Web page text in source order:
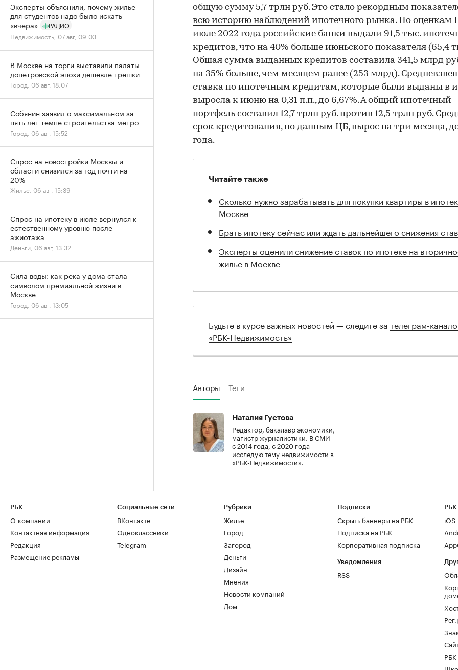
общую сумму 5,7 трлн руб. Это стало рекордным
всю историю наблюдений ипотечного рынка. По оценкам
июле 2022 года российские банки выдали 91,5 тыс.
кредитов, что на 40% больше июньского показателя (65,4
Общая сумма выданных кредитов составила 341,5 млрд
на 35% больше, чем месяцем ранее (253 млрд).
ставка по ипотечным кредитам, которые были выданы в
выросла к июню на 0,31 п.п., до 6,67%. А общий ипотечный
портфель составил 12,7 трлн руб. против 12,5 трлн руб.
срок кредитования, по данным ЦБ, вырос на три месяца,
года.
Читайте также
Сколько нужно зарабатывать для покупки квартиры в
Москве
Брать ипотеку сейчас или ждать дальнейшего снижения
Эксперты оценили снижение ставок по ипотеке на
жилье в Москве
Будьте в курсе важных новостей — следите за телеграм-
«РБК-Недвижимость»
Авторы Теги
Наталия Густова
Редактор, бакалавр экономики,
магистр журналистики. В СМИ -
с 2014 года, с 2020 года
исследую тему недвижимости в
«РБК-Недвижимости».
Эксперты объяснили, почему жилье
для студентов надо было искать
«вчера»
РАДИО
Недвижимость, 07 авг, 09:03
В Москве на торги выставили палаты
допетровской эпохи дешевле трешки
Город, 06 авг, 18:07
Собянин заявил о максимальном за
пять лет темпе строительства метро
Город, 06 авг, 15:52
Спрос на новостройки Москвы и
области снизился за год почти на
20%
Жилье, 06 авг, 15:39
Спрос на ипотеку в июле вернулся к
естественному уровню после
ажиотажа
Деньги, 06 авг, 13:32
Сила воды: как река у дома стала
символом премиальной жизни в
Москве
Город, 06 авг, 13:05
РБК
О компании
Контактная информация
Редакция
Размещение рекламы
Социальные сети
ВКонтакте
Одноклассники
Telegram
Рубрики
Жилье
Город
Загород
Деньги
Дизайн
Мнения
Новости компаний
Дом
Подписки
Скрыть баннеры на РБК
Подписка на РБК
Корпоративная подписка
Уведомления
RSS
РБК
iOS